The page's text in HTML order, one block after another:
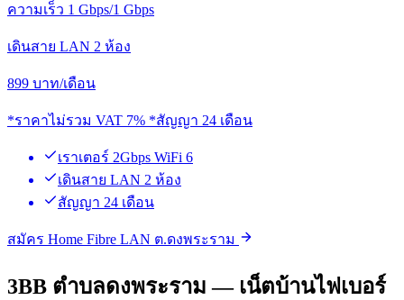
ความเร็ว 1 Gbps/1 Gbps
เดินสาย LAN 2 ห้อง
899 บาท/เดือน
*ราคาไม่รวม VAT 7% *สัญญา 24 เดือน
เราเตอร์ 2Gbps WiFi 6
เดินสาย LAN 2 ห้อง
สัญญา 24 เดือน
สมัคร Home Fibre LAN ต.ดงพระราม
3BB ตำบลดงพระราม — เน็ตบ้านไฟเบอร์